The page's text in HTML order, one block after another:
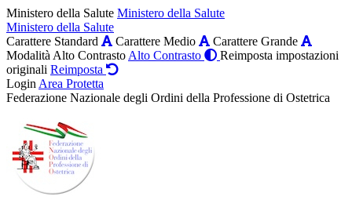
Ministero della Salute Ministero della Salute
Ministero della Salute
Carattere Standard
Carattere Medio
Carattere Grande
Modalità Alto Contrasto Alto Contrasto
Reimposta impostazioni
originali Reimposta
Login Area Protetta
Federazione Nazionale degli Ordini della Professione di Ostetrica